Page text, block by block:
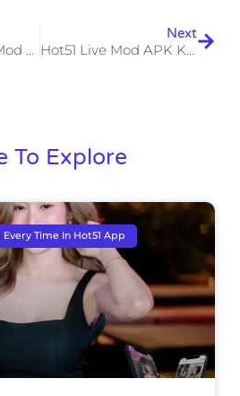
Download Hot51 Mod APK Unlock Premium Features & Enhance Your Streaming Experience
Next
Hot51 Live Mod APK Kebebasan Fitur Atau Risiko Besar?
To Explore
Time In Hot51 App